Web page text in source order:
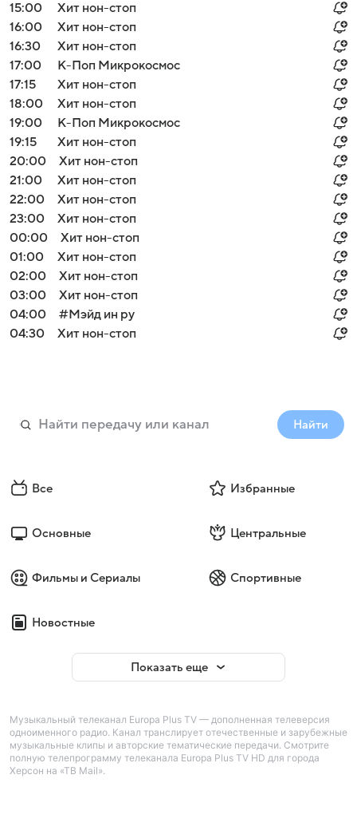
15:00
Хит нон-стоп
16:00
Хит нон-стоп
16:30
Хит нон-стоп
17:00
К-Поп Микрокосмос
17:15
Хит нон-стоп
18:00
Хит нон-стоп
19:00
К-Поп Микрокосмос
19:15
Хит нон-стоп
20:00
Хит нон-стоп
21:00
Хит нон-стоп
22:00
Хит нон-стоп
23:00
Хит нон-стоп
00:00
Хит нон-стоп
01:00
Хит нон-стоп
02:00
Хит нон-стоп
03:00
Хит нон-стоп
04:00
#Мэйд ин ру
04:30
Хит нон-стоп
Найти
Все Избранные
Основные Центральные
Фильмы и Сериалы Спортивные
Новостные
Показать еще
Музыкальный телеканал Europa Plus TV — дополненная телеверсия
одноименного радио. Канал транслирует отечественные и зарубежные
музыкальные клипы и авторские тематические передачи. Смотрите
полную телепрограмму телеканала Europa Plus TV HD для города
Херсон на «ТВ Mail».